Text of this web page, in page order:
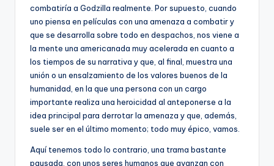
combatiría a Godzilla realmente. Por supuesto, cuando
uno piensa en películas con una amenaza a combatir y
que se desarrolla sobre todo en despachos, nos viene a
la mente una americanada muy acelerada en cuanto a
los tiempos de su narrativa y que, al final, muestra una
unión o un ensalzamiento de los valores buenos de la
humanidad, en la que una persona con un cargo
importante realiza una heroicidad al anteponerse a la
idea principal para derrotar la amenaza y que, además,
suele ser en el último momento; todo muy épico, vamos.
Aquí tenemos todo lo contrario, una trama bastante
pausada, con unos seres humanos que avanzan con